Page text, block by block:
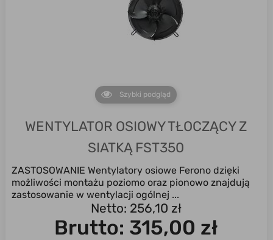
Szybki podgląd
WENTYLATOR OSIOWY TŁOCZĄCY Z
SIATKĄ FST350
ZASTOSOWANIE Wentylatory osiowe Ferono dzięki
możliwości montażu poziomo oraz pionowo znajdują
zastosowanie w wentylacji ogólnej ...
Netto: 256,10 zł
Brutto: 315,00 zł